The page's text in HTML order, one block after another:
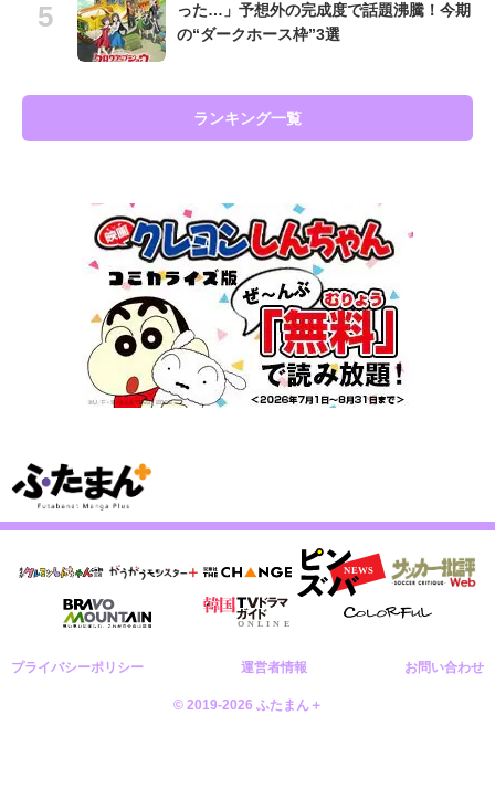
った…」予想外の完成度で話題沸騰！今期
の“ダークホース枠”3選
ランキング一覧
プライバシーポリシー 運営者情報 お問い合わせ
© 2019-2026 ふたまん＋